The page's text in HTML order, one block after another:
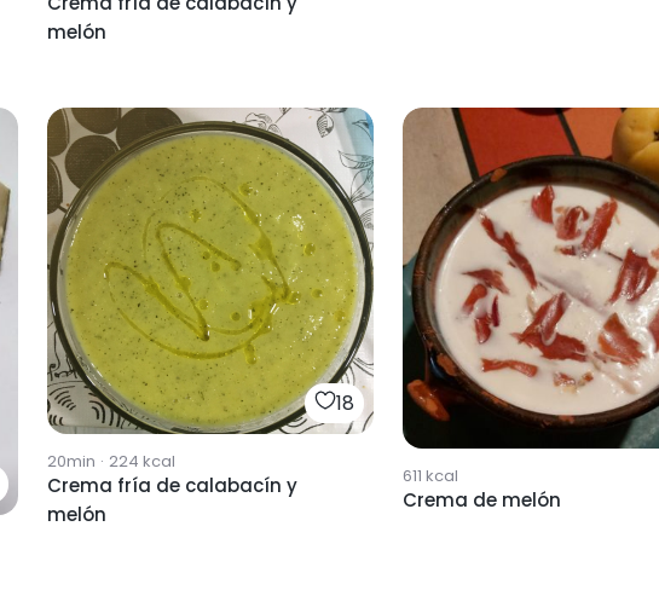
melón
18
20min · 224 kcal
Crema fría de calabacín y
melón
611 kcal
Crema de melón